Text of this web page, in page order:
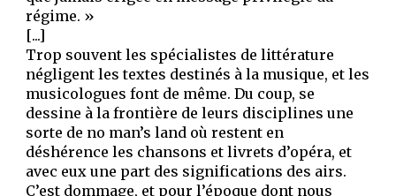
régime. »
[...]
Trop souvent les spécialistes de littérature
négligent les textes destinés à la musique, et les
musicologues font de même. Du coup, se
dessine à la frontière de leurs disciplines une
sorte de no man’s land où restent en
déshérence les chansons et livrets d’opéra, et
avec eux une part des significations des airs.
C’est dommage, et pour l’époque dont nous